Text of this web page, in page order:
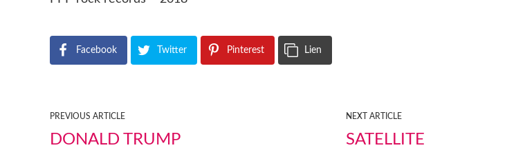
Facebook Twitter Pinterest Lien
PREVIOUS ARTICLE
DONALD TRUMP
NEXT ARTICLE
SATELLITE